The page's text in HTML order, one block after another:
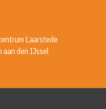
Laarstede
aan den IJssel